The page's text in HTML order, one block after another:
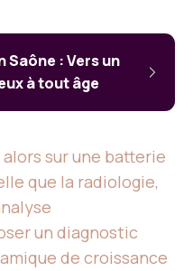
: Vers un
à tout âge
sur une batterie
que la radiologie,
un diagnostic
de croissance